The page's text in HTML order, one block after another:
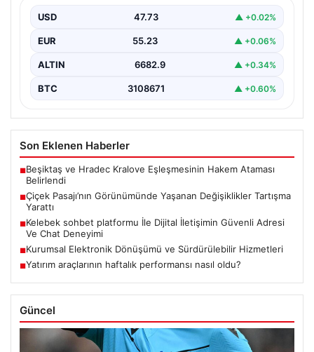
Çiçek Pasajı, son dönemde giriş cephesine
yerleştirilen…
USD 47.73 ▲ +0.02%
EUR 55.23 ▲ +0.06%
ALTIN 6682.9 ▲ +0.34%
BTC 3108671 ▲ +0.60%
Son Eklenen Haberler
■Beşiktaş ve Hradec Kralove Eşleşmesinin Hakem Ataması
Belirlendi
■Çiçek Pasajı’nın Görünümünde Yaşanan Değişiklikler Tartışma
Yarattı
■Kelebek sohbet platformu İle Dijital İletişimin Güvenli Adresi
Ve Chat Deneyimi
■Kurumsal Elektronik Dönüşümü ve Sürdürülebilir Hizmetleri
■Yatırım araçlarının haftalık performansı nasıl oldu?
Güncel